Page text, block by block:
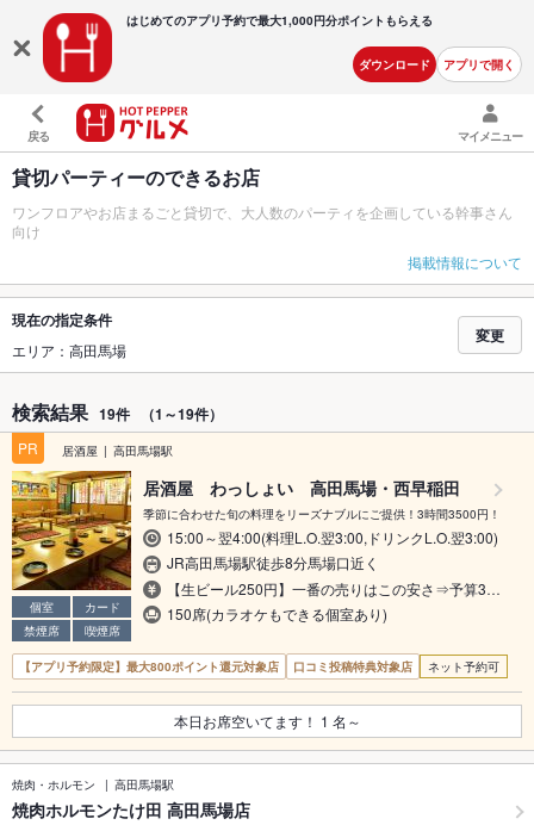
はじめてのアプリ予約で最大1,000円分ポイントもらえる
ダウンロード アプリで開く
戻る マイメニュー
貸切パーティーのできるお店
ワンフロアやお店まるごと貸切で、大人数のパーティを企画している幹事さん
向け
掲載情報について
現在の指定条件
エリア：高田馬場
変更
検索結果 19件 （1～19件）
PR 居酒屋 高田馬場駅
個室
カード
禁煙席
喫煙席
居酒屋 わっしょい 高田馬場・西早稲田
季節に合わせた旬の料理をリーズナブルにご提供！3時間3500円！
15:00～翌4:00(料理L.O.翌3:00,ドリンクL.O.翌3:00)
JR高田馬場駅徒歩8分馬場口近く
【生ビール250円】一番の売りはこの安さ⇒予算3…
150席(カラオケもできる個室あり)
【アプリ予約限定】最大800ポイント還元対象店 口コミ投稿特典対象店 ネット予約可
本日お席空いてます！ 1 名～
焼肉・ホルモン 高田馬場駅
焼肉ホルモンたけ田 高田馬場店